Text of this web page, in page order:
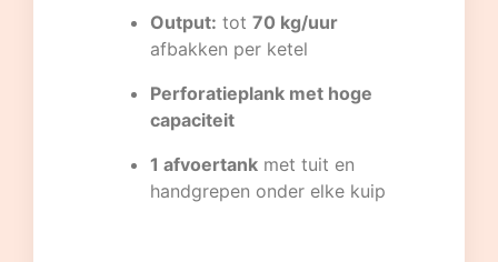
Output: tot 70 kg/uur
afbakken per ketel
Perforatieplank met hoge
capaciteit
1 afvoertank met tuit en
handgrepen onder elke kuip